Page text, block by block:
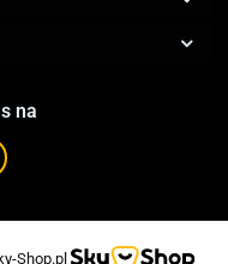
na
Shop.pl